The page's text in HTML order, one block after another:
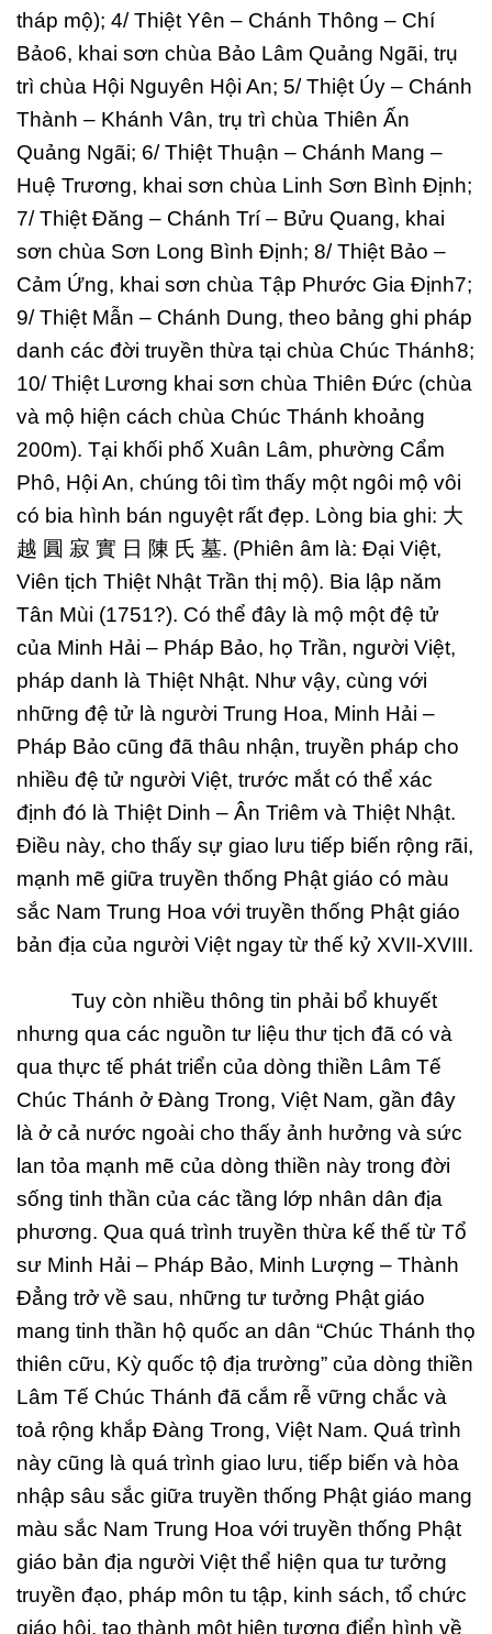
tháp mộ); 4/ Thiệt Yên – Chánh Thông – Chí
Bảo6, khai sơn chùa Bảo Lâm Quảng Ngãi, trụ
trì chùa Hội Nguyên Hội An; 5/ Thiệt Úy – Chánh
Thành – Khánh Vân, trụ trì chùa Thiên Ấn
Quảng Ngãi; 6/ Thiệt Thuận – Chánh Mang –
Huệ Trương, khai sơn chùa Linh Sơn Bình Định;
7/ Thiệt Đăng – Chánh Trí – Bửu Quang, khai
sơn chùa Sơn Long Bình Định; 8/ Thiệt Bảo –
Cảm Ứng, khai sơn chùa Tập Phước Gia Định7;
9/ Thiệt Mẫn – Chánh Dung, theo bảng ghi pháp
danh các đời truyền thừa tại chùa Chúc Thánh8;
10/ Thiệt Lương khai sơn chùa Thiên Đức (chùa
và mộ hiện cách chùa Chúc Thánh khoảng
200m). Tại khối phố Xuân Lâm, phường Cẩm
Phô, Hội An, chúng tôi tìm thấy một ngôi mộ vôi
có bia hình bán nguyệt rất đẹp. Lòng bia ghi: 大
越 圓 寂 實 日 陳 氏 墓. (Phiên âm là: Đại Việt,
Viên tịch Thiệt Nhật Trần thị mộ). Bia lập năm
Tân Mùi (1751?). Có thể đây là mộ một đệ tử
của Minh Hải – Pháp Bảo, họ Trần, người Việt,
pháp danh là Thiệt Nhật. Như vậy, cùng với
những đệ tử là người Trung Hoa, Minh Hải –
Pháp Bảo cũng đã thâu nhận, truyền pháp cho
nhiều đệ tử người Việt, trước mắt có thể xác
định đó là Thiệt Dinh – Ân Triêm và Thiệt Nhật.
Điều này, cho thấy sự giao lưu tiếp biến rộng rãi,
mạnh mẽ giữa truyền thống Phật giáo có màu
sắc Nam Trung Hoa với truyền thống Phật giáo
bản địa của người Việt ngay từ thế kỷ XVII-XVIII.
Tuy còn nhiều thông tin phải bổ khuyết
nhưng qua các nguồn tư liệu thư tịch đã có và
qua thực tế phát triển của dòng thiền Lâm Tế
Chúc Thánh ở Đàng Trong, Việt Nam, gần đây
là ở cả nước ngoài cho thấy ảnh hưởng và sức
lan tỏa mạnh mẽ của dòng thiền này trong đời
sống tinh thần của các tầng lớp nhân dân địa
phương. Qua quá trình truyền thừa kế thế từ Tổ
sư Minh Hải – Pháp Bảo, Minh Lượng – Thành
Đẳng trở về sau, những tư tưởng Phật giáo
mang tinh thần hộ quốc an dân “Chúc Thánh thọ
thiên cữu, Kỳ quốc tộ địa trường” của dòng thiền
Lâm Tế Chúc Thánh đã cắm rễ vững chắc và
toả rộng khắp Đàng Trong, Việt Nam. Quá trình
này cũng là quá trình giao lưu, tiếp biến và hòa
nhập sâu sắc giữa truyền thống Phật giáo mang
màu sắc Nam Trung Hoa với truyền thống Phật
giáo bản địa người Việt thể hiện qua tư tưởng
truyền đạo, pháp môn tu tập, kinh sách, tổ chức
giáo hội, tạo thành một hiện tượng điển hình về